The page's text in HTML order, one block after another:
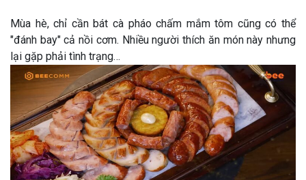
Mùa hè, chỉ cần bát cà pháo chấm mắm tôm cũng có thể
"đánh bay" cả nồi cơm. Nhiều người thích ăn món này nhưng
lại gặp phải tình trạng…